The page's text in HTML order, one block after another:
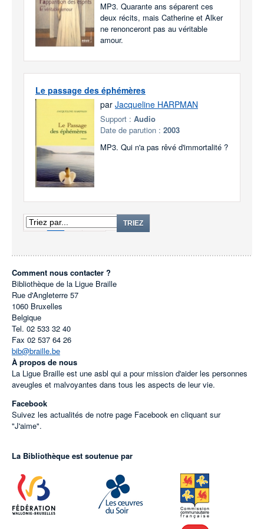
MP3. Quarante ans séparent ces
deux récits, mais Catherine et Alker
ne renonceront pas au véritable
amour.
Le passage des éphémères
par Jacqueline HARPMAN
Support : Audio
Date de parution : 2003
MP3. Qui n'a pas rêvé d'immortalité ?
1 TRIEZ
Comment nous contacter ?
Bibliothèque de la Ligue Braille
Rue d'Angleterre 57
1060 Bruxelles
Belgique
Tel. 02 533 32 40
Fax 02 537 64 26
bib@braille.be
À propos de nous
La Ligue Braille est une asbl qui a pour mission d'aider les personnes
aveugles et malvoyantes dans tous les aspects de leur vie.
Facebook
Suivez les actualités de notre page Facebook en cliquant sur
"J'aime".
La Bibliothèque est soutenue par